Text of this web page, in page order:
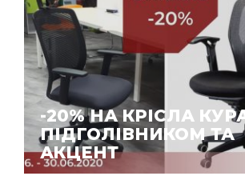
-20% НА КРІСЛА
ПІДГОЛІВНИКОМ ТА
АКЦЕНТ